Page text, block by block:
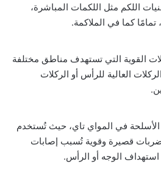
اللكم مثل اللكمات المباشرة،
تمامًا كما في الملاكمة.
القوية التي تستهدف مناطق مختلفة
العالية للرأس أو الركلات
الأسلحة في المواي تاي، حيث تُستخدم
ضربات قصيرة وقوية تُسبب إصابات
الوجه أو الرأس.